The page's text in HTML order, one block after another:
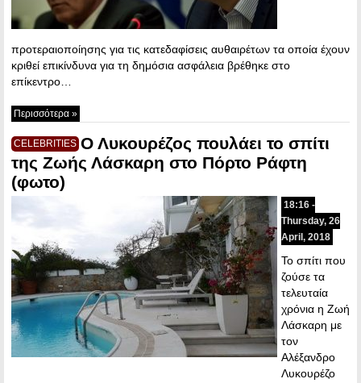
προτεραιοποίησης για τις κατεδαφίσεις αυθαιρέτων τα οποία έχουν
κριθεί επικίνδυνα για τη δημόσια ασφάλεια βρέθηκε στο
επίκεντρο…
Περισσότερα »
CELEBRITIES Ο Λυκουρέζος πουλάει το σπίτι
της Ζωής Λάσκαρη στο Πόρτο Ράφτη
(φωτο)
18:16 -
Thursday, 26
April, 2018
Το σπίτι που
ζούσε τα
τελευταία
χρόνια η Ζωή
Λάσκαρη με
τον
Αλέξανδρο
Λυκουρέζο